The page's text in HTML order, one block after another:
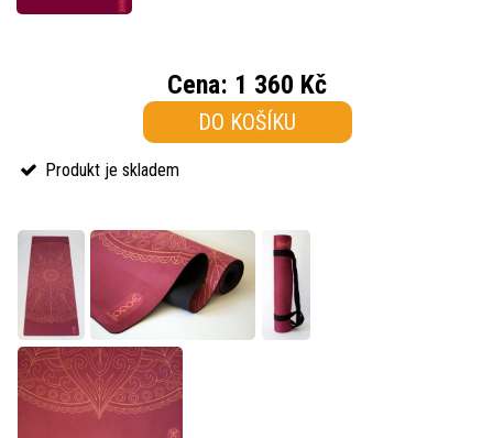
Cena: 1 360 Kč
DO KOŠÍKU
Produkt je skladem